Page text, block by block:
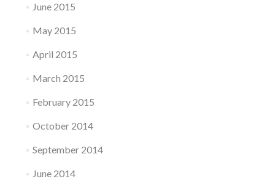
June 2015
May 2015
April 2015
March 2015
February 2015
October 2014
September 2014
June 2014